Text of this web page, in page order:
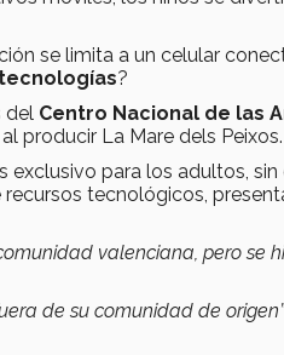
se limita a un celular
?
del Centro Nacional de las
, al producir La Mare dels Peixos.
para los adultos, sin
tecnológicos,
valenciana, pero se
de su comunidad de origen”